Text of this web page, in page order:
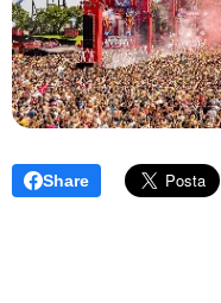
Share